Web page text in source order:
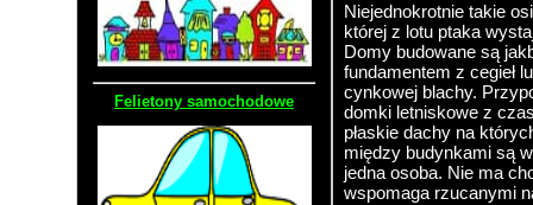
Felietony samochodowe
Niejednokrotnie takie
której z lotu ptaka
Domy budowane są
fundamentem z cegieł
cynkowej blachy.
domki letniskowe z
płaskie dachy na
między budynkami są
jedna osoba. Nie ma
wspomaga rzucanymi